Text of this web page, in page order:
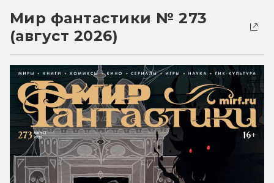
Мир фантастики № 273
(август 2026)